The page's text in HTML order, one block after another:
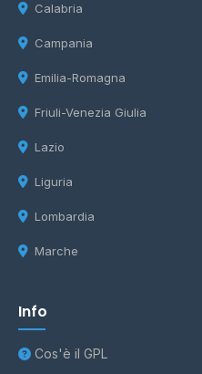
Calabria
Campania
Emilia-Romagna
Friuli-Venezia Giulia
Lazio
Liguria
Lombardia
Marche
Info
Cos'è il GPL